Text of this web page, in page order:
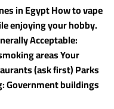
in Egypt How to vape
enjoying your hobby.
Acceptable:
areas Your
(ask first) Parks
Government buildings